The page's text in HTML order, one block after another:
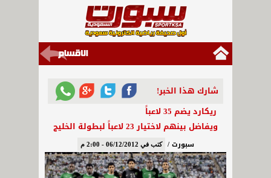
شارك هذا الخبر!
ريكارد يضم 35 لاعباً
ويفاضل بينهم لاختيار 23 لاعباً لبطولة الخليج
سبورت / كتب في 06/12/2012 - 2:00 م